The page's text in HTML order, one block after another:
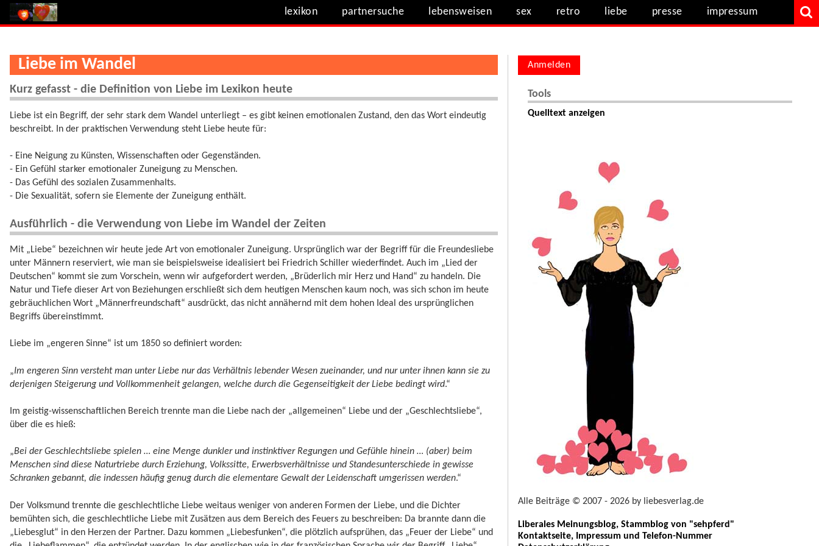
lexikon partnersuche lebensweisen sex retro liebe presse impressum
Liebe im Wandel
Kurz gefasst - die Definition von Liebe im Lexikon heute
Liebe ist ein Begriff, der sehr stark dem Wandel unterliegt – es gibt keinen emotionalen Zustand, den das Wort eindeutig
beschreibt. In der praktischen Verwendung steht Liebe heute für:
- Eine Neigung zu Künsten, Wissenschaften oder Gegenständen.
- Ein Gefühl starker emotionaler Zuneigung zu Menschen.
- Das Gefühl des sozialen Zusammenhalts.
- Die Sexualität, sofern sie Elemente der Zuneigung enthält.
Ausführlich - die Verwendung von Liebe im Wandel der Zeiten
Mit „Liebe“ bezeichnen wir heute jede Art von emotionaler Zuneigung. Ursprünglich war der Begriff für die Freundesliebe
unter Männern reserviert, wie man sie beispielsweise idealisiert bei Friedrich Schiller wiederfindet. Auch im „Lied der
Deutschen“ kommt sie zum Vorschein, wenn wir aufgefordert werden, „Brüderlich mir Herz und Hand“ zu handeln. Die
Natur und Tiefe dieser Art von Beziehungen erschließt sich dem heutigen Menschen kaum noch, was sich schon im heute
gebräuchlichen Wort „Männerfreundschaft“ ausdrückt, das nicht annähernd mit dem hohen Ideal des ursprünglichen
Begriffs übereinstimmt.
Liebe im „engeren Sinne“ ist um 1850 so definiert worden:
„Im engeren Sinn versteht man unter Liebe nur das Verhältnis lebender Wesen zueinander, und nur unter ihnen kann sie zu
derjenigen Steigerung und Vollkommenheit gelangen, welche durch die Gegenseitigkeit der Liebe bedingt wird.“
Im geistig-wissenschaftlichen Bereich trennte man die Liebe nach der „allgemeinen“ Liebe und der „Geschlechtsliebe“,
über die es hieß:
„Bei der Geschlechtsliebe spielen … eine Menge dunkler und instinktiver Regungen und Gefühle hinein … (aber) beim
Menschen sind diese Naturtriebe durch Erziehung, Volkssitte, Erwerbsverhältnisse und Standesunterschiede in gewisse
Schranken gebannt, die indessen häufig genug durch die elementare Gewalt der Leidenschaft umgerissen werden.“
Der Volksmund trennte die geschlechtliche Liebe weitaus weniger von anderen Formen der Liebe, und die Dichter
bemühten sich, die geschlechtliche Liebe mit Zusätzen aus dem Bereich des Feuers zu beschreiben: Da brannte dann die
„Liebesglut“ in den Herzen der Partner. Dazu kommen „Liebesfunken“, die plötzlich aufsprühen, das „Feuer der Liebe“ und
Anmelden
Tools
Quelltext anzeigen
Alle Beiträge © 2007 - 2026 by liebesverlag.de
Liberales Meinungsblog, Stammblog von "sehpferd"
Kontaktseite, Impressum und Telefon-Nummer